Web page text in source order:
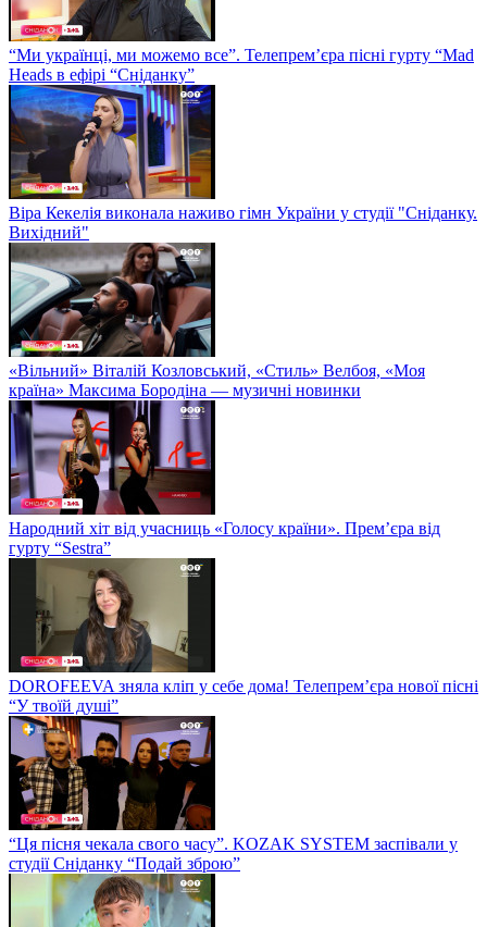
“Ми українці, ми можемо все”. Телепрем’єра пісні гурту “Mad
Heads в ефірі “Сніданку”
Віра Кекелія виконала наживо гімн України у студії "Сніданку.
Вихідний"
«Вільний» Віталій Козловський, «Стиль» Велбоя, «Моя
країна» Максима Бородіна — музичні новинки
Народний хіт від учасниць «Голосу країни». Прем’єра від
гурту “Sestra”
DOROFEEVA зняла кліп у себе дома! Телепрем’єра нової пісні
“У твоїй душі”
“Ця пісня чекала свого часу”. KOZAK SYSTEM заспівали у
студії Сніданку “Подай зброю”